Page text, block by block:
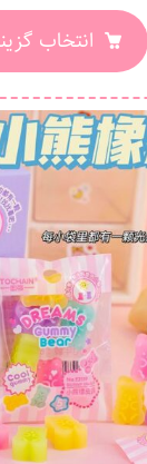
انتخاب